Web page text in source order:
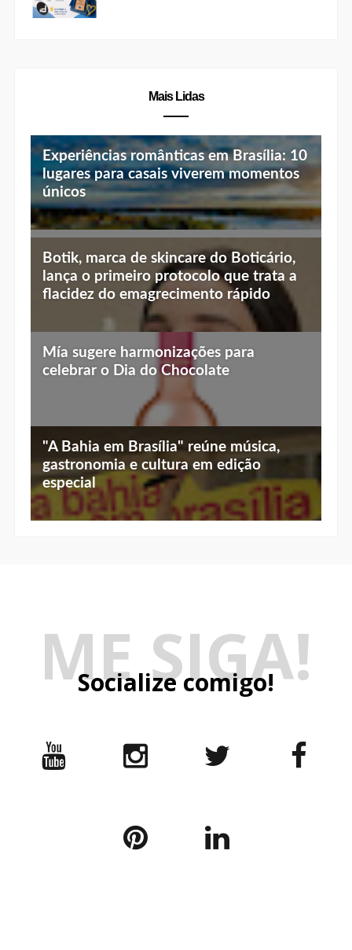
Mais Lidas
Experiências românticas em Brasília: 10
lugares para casais viverem momentos
únicos
Top 10 jantares românticos em Brasília:
luz baixa, vista linda e menu especial
Botik, marca de skincare do Boticário,
lança o primeiro protocolo que trata a
flacidez do emagrecimento rápido
Mía sugere harmonizações para
celebrar o Dia do Chocolate
"A Bahia em Brasília" reúne música,
gastronomia e cultura em edição
especial
ME SIGA!
Socialize comigo!